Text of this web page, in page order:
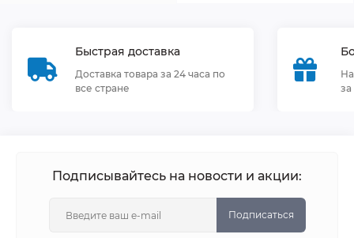
Быстрая доставка
Доставка товара за 24 часа по
все стране
Подписывайтесь на новости и акции:
Подписаться